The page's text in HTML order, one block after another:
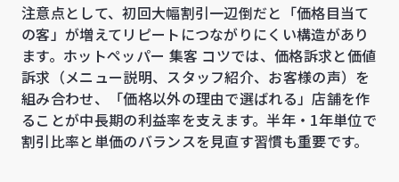
注意点として、初回大幅割引一辺倒だと「価格目当て
の客」が増えてリピートにつながりにくい構造があり
ます。ホットペッパー 集客 コツでは、価格訴求と価値
訴求（メニュー説明、スタッフ紹介、お客様の声）を
組み合わせ、「価格以外の理由で選ばれる」店舗を作
ることが中長期の利益率を支えます。半年・1年単位で
割引比率と単価のバランスを見直す習慣も重要です。